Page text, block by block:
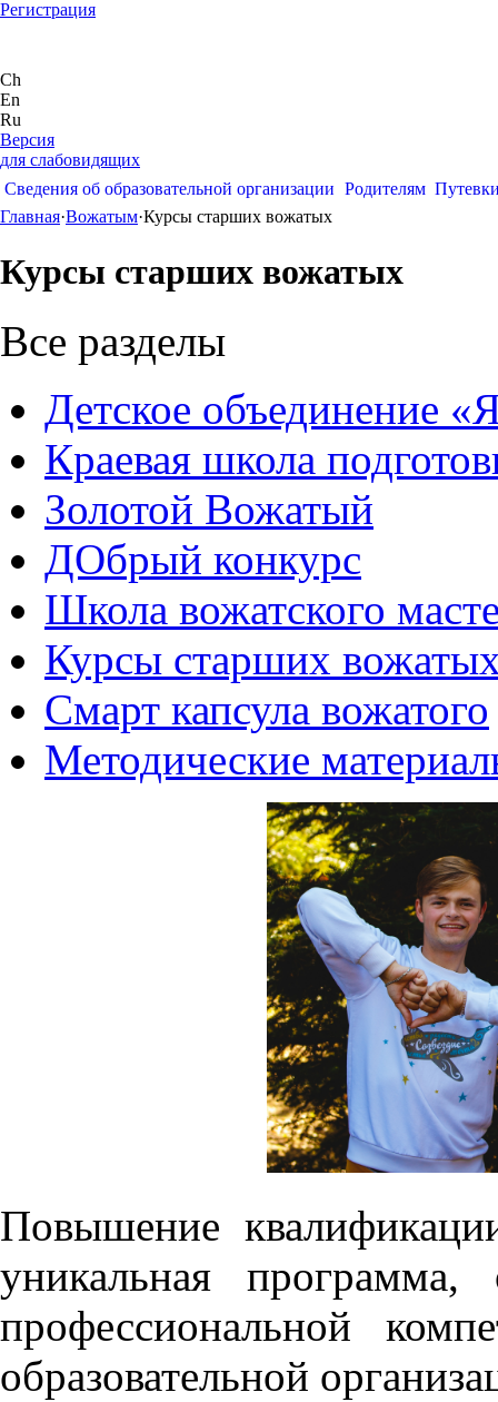
Регистрация
Ch
En
Ru
Версия
для слабовидящих
Сведения об образовательной организации Родителям
Главная·Вожатым·Курсы старших вожатых
Курсы старших вожатых
Все разделы
Детское объединение
Краевая школа
Золотой Вожатый
ДОбрый конкурс
Школа вожатского
Курсы старших
Смарт капсула вожатого
Методические
Повышение
уникальная программа,
профессиональной
образовательной